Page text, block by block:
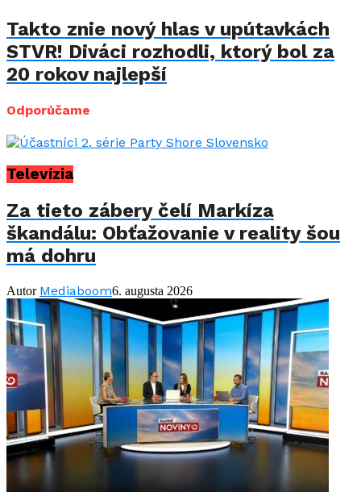
Takto znie nový hlas v upútavkách
STVR! Diváci rozhodli, ktorý bol za
20 rokov najlepší
Odporúčame
Televízia
Za tieto zábery čelí Markíza
škandálu: Obťažovanie v reality šou
má dohru
Autor Mediaboom6. augusta 2026